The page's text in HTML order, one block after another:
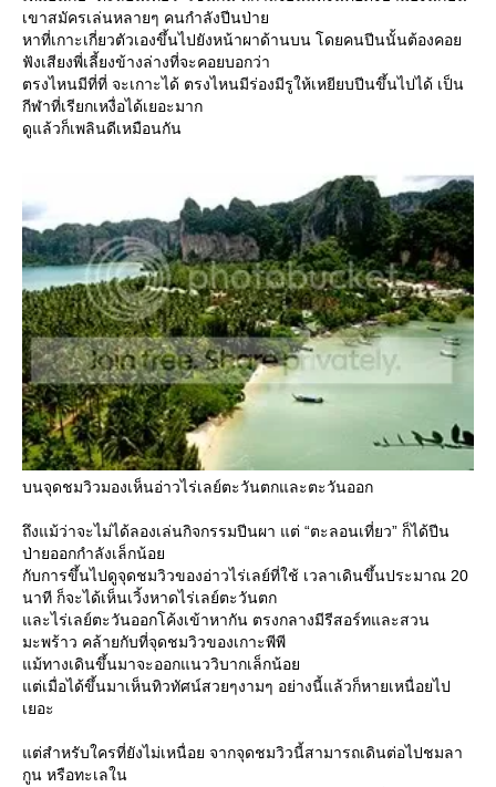
เขาสมัครเล่นหลายๆ คนกำลังปีนป่า
หาที่เกาะเกี่ยวตัวเองขึ้นไปยังหน้าผาด้านบน โดยคนปีนนั้นต้องคอ
ฟังเสียงพี่เลี้ยงข้างล่างที่จะคอยบอกว่า
ตรงไหนมีที่ที่ จะเกาะได้ ตรงไหนมีร่องมีรูให้เหยียบปีนขึ้นไปได้ เป็น
กีฬาที่เรียกเหงื่อได้เยอะมาก
ดูแล้วก็เพลินดีเหมือนกัน
บนจุดชมวิวมองเห็นอ่าวไร่เลย์ตะวันตกและตะวันออก
ถึงแม้ว่าจะไม่ได้ลองเล่นกิจกรรมปีนผา แต่ “ตะลอนเที่ยว” ก็ได้ปีน
ป่ายออกกำลังเล็กน้อ
กับการขึ้นไปดูจุดชมวิวของอ่าวไร่เลย์ที่ใช้ เวลาเดินขึ้นประมาณ 20
นาที ก็จะได้เห็นเวิ้งหาดไร่เลย์ตะวันตก
ละไร่เลย์ตะวันออกโค้งเข้าหากัน ตรงกลางมีรีสอร์ทและสวน
มะพร้าว คล้ายกับที่จุดชมวิวของเกาะพีพี
ม้ทางเดินขึ้นมาจะออกแนววิบากเล็กน้อ
ต่เมื่อได้ขึ้นมาเห็นทิวทัศน์สวยๆงามๆ อย่างนี้แล้วก็หายเหนื่อยไป
เยอะ
ต่สำหรับใครที่ยังไม่เหนื่อย จากจุดชมวิวนี้สามารถเดินต่อไปชมลา
กูน หรือทะเลใน